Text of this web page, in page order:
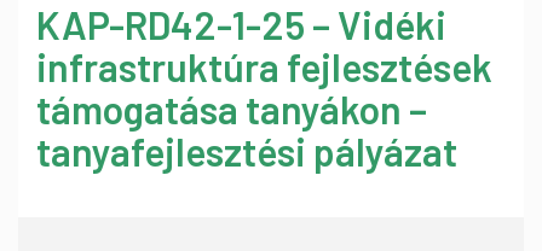
KAP-RD42-1-25 – Vidéki
infrastruktúra fejlesztések
támogatása tanyákon –
tanyafejlesztési pályázat